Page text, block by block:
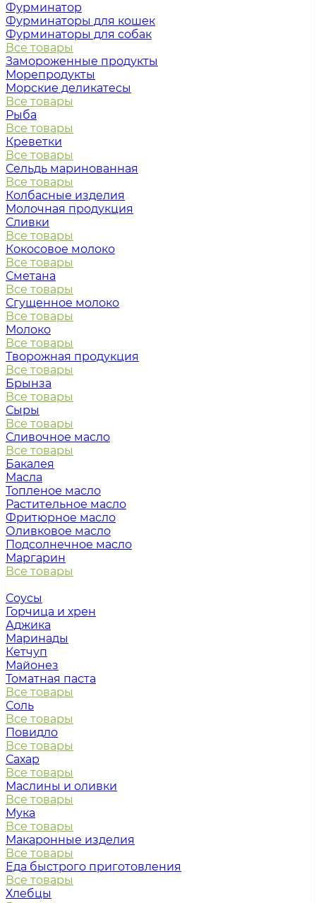
Фурминатор
Фурминаторы для кошек
Фурминаторы для собак
Все товары
Замороженные продукты
Морепродукты
Морские деликатесы
Все товары
Рыба
Все товары
Креветки
Все товары
Сельдь маринованная
Все товары
Колбасные изделия
Молочная продукция
Сливки
Все товары
Кокосовое молоко
Все товары
Сметана
Все товары
Сгущенное молоко
Все товары
Молоко
Все товары
Творожная продукция
Все товары
Брынза
Все товары
Сыры
Все товары
Сливочное масло
Все товары
Бакалея
Масла
Топленое масло
Растительное масло
Фритюрное масло
Оливковое масло
Подсолнечное масло
Маргарин
Все товары
Соусы
Горчица и хрен
Аджика
Маринады
Кетчуп
Майонез
Томатная паста
Все товары
Соль
Все товары
Повидло
Все товары
Сахар
Все товары
Маслины и оливки
Все товары
Мука
Все товары
Макаронные изделия
Все товары
Еда быстрого приготовления
Все товары
Хлебцы